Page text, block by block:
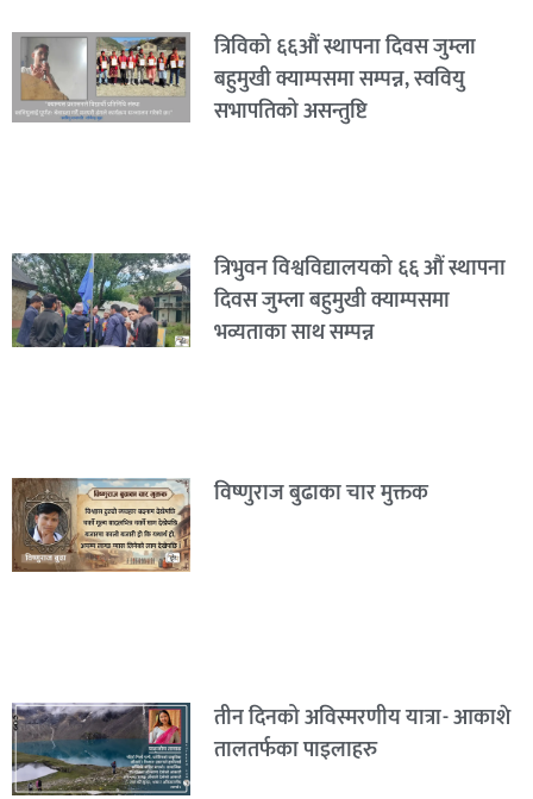
त्रिविको ६६औं स्थापना दिवस जुम्ला
बहुमुखी क्याम्पसमा सम्पन्न, स्ववियु
सभापतिको असन्तुष्टि
त्रिभुवन विश्वविद्यालयको ६६ औं स्थापना
दिवस जुम्ला बहुमुखी क्याम्पसमा
भव्यताका साथ सम्पन्न
विष्णुराज बुढाका चार मुक्तक
तीन दिनको अविस्मरणीय यात्रा- आकाशे
तालतर्फका पाइलाहरु